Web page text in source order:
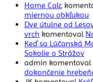
Home Calc
miernou obkľukou
Dve útulne od
vrch komentoval
Keď sa Lúčanská
Sokolie a Strážov
admin komentoval
dokončenie